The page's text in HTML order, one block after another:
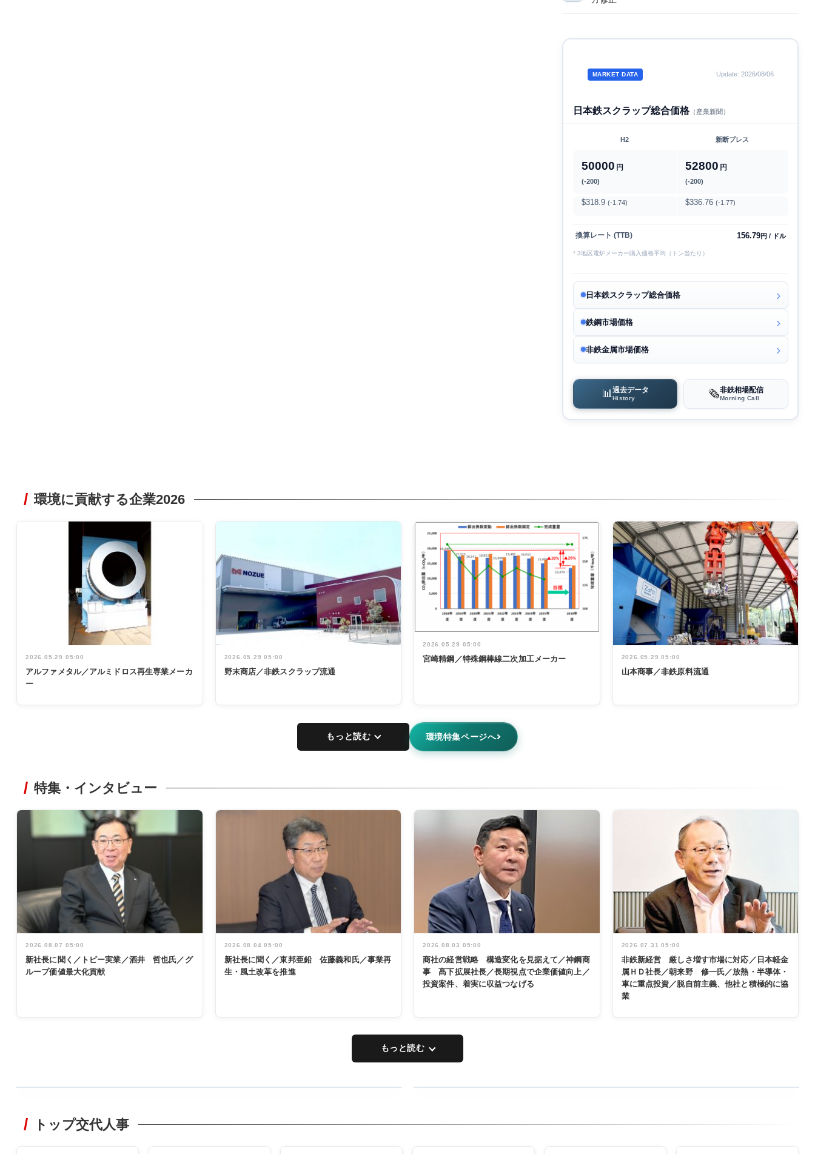
MARKET DATA Update: 2026/08/06
日本鉄スクラップ総合価格（産業新聞）
H2 新断プレス
50000 円
(-200)
52800 円
(-200)
$318.9 (-1.74) $336.76 (-1.77)
換算レート (TTB) 156.79円 / ドル
* 3地区電炉メーカー購入価格平均（トン当たり）
日本鉄スクラップ総合価格
鉄鋼市場価格
非鉄金属市場価格
📊 過去データ
History 🗞️非鉄相場配信
Morning Call
環境に貢献する企業2026
2026.05.29 05:00
アルファメタル／アルミドロス再生専業メーカ
ー
2026.05.29 05:00
野末商店／非鉄スクラップ流通
2026.05.29 05:00
宮崎精鋼／特殊鋼棒線二次加工メーカー 2026.05.29 05:00
山本商事／非鉄原料流通
もっと読む 環境特集ページへ
特集・インタビュー
2026.08.07 05:00
新社長に聞く／トピー実業／酒井 哲也氏／グ
ループ価値最大化貢献
2026.08.04 05:00
新社長に聞く／東邦亜鉛 佐藤義和氏／事業再
生・風土改革を推進
2026.08.03 05:00
商社の経営戦略 構造変化を見据えて／神鋼商
事 髙下拡展社長／長期視点で企業価値向上／
投資案件、着実に収益つなげる
2026.07.31 05:00
非鉄新経営 厳しさ増す市場に対応／日本軽金
属ＨＤ社長／朝来野 修一氏／放熱・半導体・
車に重点投資／脱自前主義、他社と積極的に協
業
もっと読む
非鉄業界で
トップ交代人事